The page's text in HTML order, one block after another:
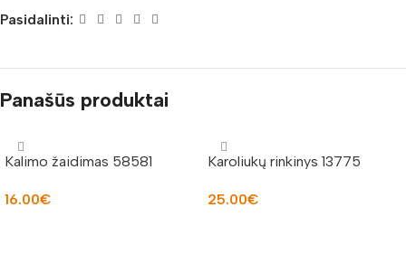
Pasidalinti:
Panašūs produktai
Kalimo žaidimas 58581
16.00€
Karoliukų rinkinys 13775
25.00€